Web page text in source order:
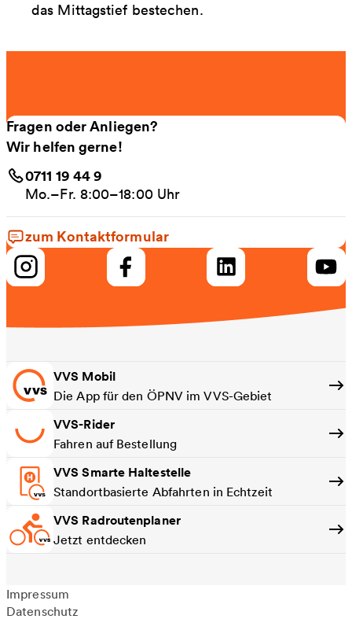
das Mittagstief bestechen.
Fragen oder Anliegen?
Wir helfen gerne!
0711 19 44 9
Mo.–Fr. 8:00–18:00 Uhr
zum Kontaktformular
VVS Mobil
Die App für den ÖPNV im VVS-Gebiet
VVS-Rider
Fahren auf Bestellung
VVS Smarte Haltestelle
Standortbasierte Abfahrten in Echtzeit
VVS Radroutenplaner
Jetzt entdecken
Impressum
Datenschutz